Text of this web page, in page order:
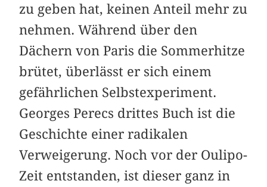
zu geben hat, keinen Anteil mehr zu
nehmen. Während über den
Dächern von Paris die Sommerhitze
brütet, überlässt er sich einem
gefährlichen Selbstexperiment.
Georges Perecs drittes Buch ist die
Geschichte einer radikalen
Verweigerung. Noch vor der Oulipo-
Zeit entstanden, ist dieser ganz in